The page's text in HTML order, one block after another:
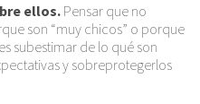
ellos. Pensar que no
son “muy chicos” o porque
subestimar de lo qué son
y sobreprotegerlos